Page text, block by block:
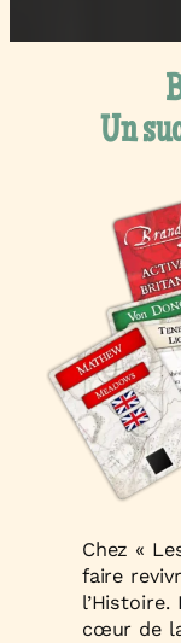
Un
Chez «
faire
cœur de